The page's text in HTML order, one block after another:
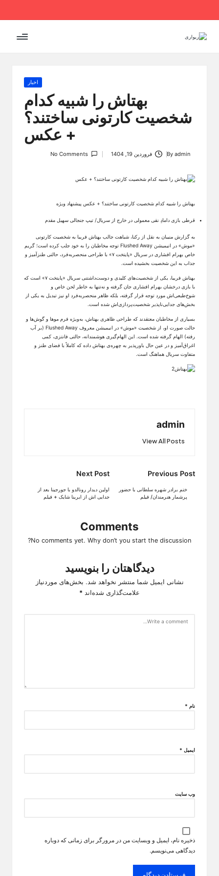
Skip
content
Posted
اخبار
بهتاش را شبیه کدام
شخصیت کارتونی ساختند؟
+ عکس
Byadmin فروردین 19, 1404 No Comments
بهتاش را شبیه کدام شخصیت کارتونی ساختند؟ + عکس پیشنهاد ویژه
قرطی بازی دامادِ نقی معمولی در خارج از سریال/ تیپ جنجالی سهیل مقدم
به گزارش منیبان به نقل از رکنا، شباهت جالب ‌بهتاش فریبا به شخصیت کارتونی
«موش» در انیمیشن Flushed Away توجه مخاطبان را به خود جلب کرده است؛ گریم
خاص بهرام افشاری در سریال «پایتخت ۷» با طراحی منحصر‌به‌فرد، حالتی طنزآمیز و
جذاب به این شخصیت بخشیده است.
بهتاش فریبا، یکی از شخصیت‌های کلیدی و دوست‌داشتنی سریال «پایتخت ۷» است که
با بازی درخشان بهرام افشاری جان گرفته و نه‌تنها به خاطر لحن خاص و
شوخ‌طبعی‌اش مورد توجه قرار گرفته، بلکه ظاهر منحصربه‌فرد او نیز تبدیل به یکی از
بخش‌های جدایی‌ناپذیر شخصیت‌پردازی‌اش شده است.​
بسیاری از مخاطبان معتقدند که طراحی ظاهری بهتاش، به‌ویژه فرم موها و گوش‌ها و
حالت صورت او، از شخصیت «موش» در انیمیشن معروف Flushed Away (بر آب
رفته) الهام گرفته شده است. این الهام‌گیری هوشمندانه، حالتی فانتزی، کمی
اغراق‌آمیز و در عین حال باورپذیر به چهره‌ی بهتاش داده که کاملاً با فضای طنز و
متفاوت سریال هماهنگ است.
admin
View All Posts
Post
navigation
Previous Post
ختم برادر شهره سلطانی با حضور
پرشمار هنرمندان/ فیلم
Next Post
اولین دیدار رونالدو با جورجینا بعد از
جدایی اش از ایرینا شایک + فیلم
Comments
No comments yet. Why don’t you start the discussion?
دیدگاهتان را بنویسید
نشانی ایمیل شما منتشر نخواهد شد. بخش‌های موردنیاز
علامت‌گذاری شده‌اند *
نام *
ایمیل *
وب‌ سایت
ذخیره نام، ایمیل و وبسایت من در مرورگر برای زمانی که دوباره
دیدگاهی می‌نویسم.